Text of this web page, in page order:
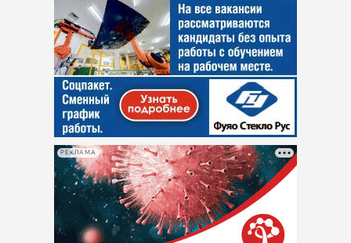
РЕКЛАМА